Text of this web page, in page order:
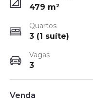
479 m²
Quartos
3 (1 suíte)
Vagas
3
Venda